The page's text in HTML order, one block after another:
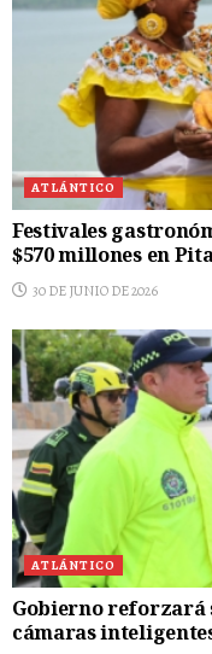
ATLÁNTICO
Festivales
$570 millones en
30 DE JUNIO DE 2026
ATLÁNTICO
Gobierno reforzará
cámaras